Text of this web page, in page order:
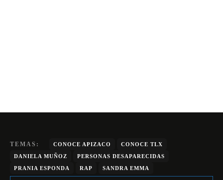
TEMAS: CONOCE APIZACO
CONOCE TLX
DANIELA MUÑOZ
PERSONAS DESAPARECIDAS
PRANIA ESPONDA
RAP SANDRA EMMA